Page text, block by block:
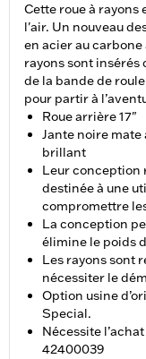
Cette roue à rayons
l'air. Un nouveau
en acier au
rayons sont insérés
de la bande de
pour partir à
Roue arrière 17"
Jante noire mate
brillant
Leur conception
destinée à une
compromettre
La conception
élimine le poids
Les rayons sont
nécessiter le
Option usine
Special.
Nécessite
42400039